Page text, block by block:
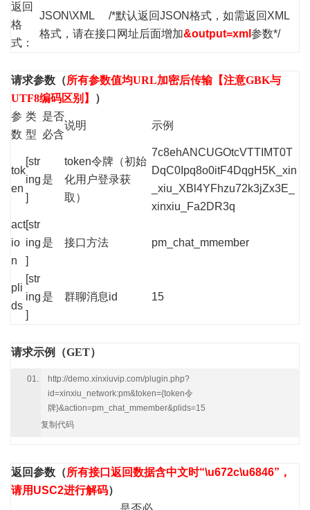
返回
格
式：
JSON\XML /*默认返回JSON格式，如需返回XML
格式，请在接口网址后面增加&output=xml 参数*/
请求参数（所有参数值均URL加密后传输【注意GBK与
UTF8编码区别】
）
参
数
类
型
是否
必含
说明 示例
tok
en
[str
ing
]
是
token令牌（初始
化用户登录获
取）
7c8ehANCUGOtcVTTIMT0T
DqC0Ipq8o0itF4DqgH5K_xin
_xiu_XBl4YFhzu72k3jZx3E_
xinxiu_Fa2DR3q
act
io
n
[str
ing
]
是 接口方法 pm_chat_mmember
pli
ds
[str
ing
]
是 群聊消息id 15
请求示例（GET）
http://demo.xinxiuvip.com/plugin.php?
id=xinxiu_network:pm&token={token令
牌}&action=pm_chat_mmember&plids=15
复制代码
返回参数 （所有接口返回数据含中文时“\u672c\u6846”，
请用USC2进行解码）